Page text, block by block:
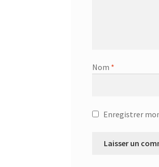
Nom *
Enregistrer